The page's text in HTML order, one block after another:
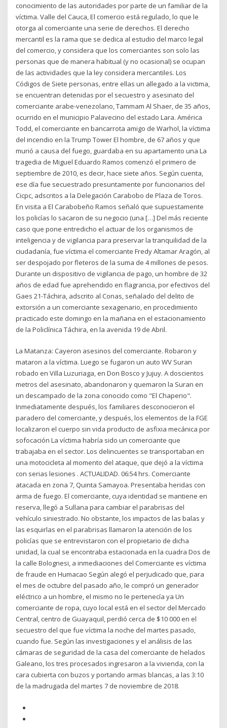
conocimiento de las autoridades por parte de un familiar de la
víctima. Valle del Cauca, El comercio está regulado, lo que le
otorga al comerciante una serie de derechos. El derecho
mercantil es la rama que se dedica al estudio del marco legal
del comercio, y considera que los comerciantes son solo las
personas que de manera habitual (y no ocasional) se ocupan
de las actividades que la ley considera mercantiles. Los
Códigos de Siete personas, entre ellas un allegado a la victima,
se encuentran detenidas por el secuestro y asesinato del
comerciante arabe-venezolano, Tammam Al Shaer, de 35 años,
ocurrido en el municipio Palavecino del estado Lara. América
Todd, el comerciante en bancarrota amigo de Warhol, la víctima
del incendio en la Trump Tower El hombre, de 67 años y que
murió a causa del fuego, guardaba en su apartamento una La
tragedia de Miguel Eduardo Ramos comenzó el primero de
septiembre de 2010, es decir, hace siete años. Según cuenta,
ese día fue secuestrado presuntamente por funcionarios del
Cicpc, adscritos a la Delegación Carabobo de Plaza de Toros.
En visita a El Carabobeño Ramos señaló que supuestamente
los policías lo sacaron de su negocio (una […] Del más reciente
caso que pone entredicho el actuar de los organismos de
inteligencia y de vigilancia para preservar la tranquilidad de la
ciudadanía, fue víctima el comerciante Fredy Altamar Aragón, al
ser despojado por fleteros de la suma de 4 millones de pesos.
Durante un dispositivo de vigilancia de pago, un hombre de 32
años de edad fue aprehendido en flagrancia, por efectivos del
Gaes 21-Táchira, adscrito al Conas, señalado del delito de
extorsión a un comerciante sexagenario, en procedimiento
practicado este domingo en la mañana en el estacionamiento
de la Policlínica Táchira, en la avenida 19 de Abril.
La Matanza: Cayeron asesinos del comerciante. Robaron y
mataron a la víctima. Luego se fugaron un auto WV Suran
robado en Villa Luzuriaga, en Don Bosco y Jujuy. A doscientos
metros del asesinato, abandonaron y quemaron la Suran en
un descampado de la zona conocido como "El Chaperio".
Inmediatamente después, los familiares desconocieron el
paradero del comerciante, y después, los elementos de la FGE
localizaron el cuerpo sin vida producto de asfixia mecánica por
sofocación La víctima habría sido un comerciante que
trabajaba en el sector. Los delincuentes se transportaban en
una motocicleta al momento del ataque, que dejó a la víctima
con serias lesiones . ACTUALIDAD. 06:54 hrs. Comerciante
atacada en zona 7, Quinta Samayoa. Presentaba heridas con
arma de fuego. El comerciante, cuya identidad se mantiene en
reserva, llegó a Sullana para cambiar el parabrisas del
vehículo siniestrado. No obstante, los impactos de las balas y
las esquirlas en el parabrisas llamaron la atención de los
policías que se entrevistaron con el propietario de dicha
unidad, la cual se encontraba estacionada en la cuadra Dos de
la calle Bolognesi, a inmediaciones del Comerciante es víctima
de fraude en Humacao Según alegó el perjudicado que, para
el mes de octubre del pasado año, le compró un generador
eléctrico a un hombre, el mismo no le pertenecía ya Un
comerciante de ropa, cuyo local está en el sector del Mercado
Central, centro de Guayaquil, perdió cerca de $10 000 en el
secuestro del que fue víctima la noche del martes pasado,
cuando fue. Según las investigaciones y el análisis de las
cámaras de seguridad de la casa del comerciante de helados
Galeano, los tres procesados ingresaron a la vivienda, con la
cara cubierta con buzos y portando armas blancas, a las 3:10
de la madrugada del martes 7 de noviembre de 2018.